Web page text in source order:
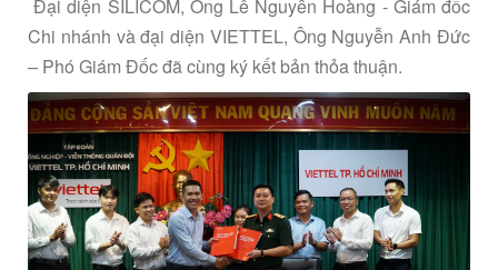
Đại diện SILICOM, Ông Lê Nguyễn Hoàng - Giám đốc
Chi nhánh và đại diện VIETTEL, Ông Nguyễn Anh Đức
– Phó Giám Đốc đã cùng ký kết bản thỏa thuận.